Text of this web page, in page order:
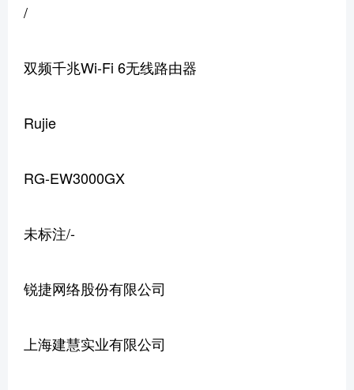
/
双频千兆Wi-Fi 6无线路由器
Rujie
RG-EW3000GX
未标注/-
锐捷网络股份有限公司
上海建慧实业有限公司